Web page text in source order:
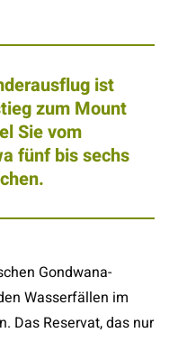
ist
zum Mount
Sie vom
fünf bis sechs
Gondwana-
Wasserfällen im
Das Reservat, das nur